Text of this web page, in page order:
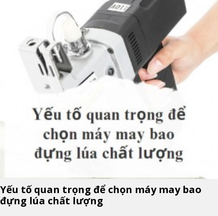
Yếu tố quan trọng để chọn máy may bao
đựng lúa chất lượng